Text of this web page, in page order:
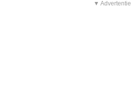
▼ Advertentie